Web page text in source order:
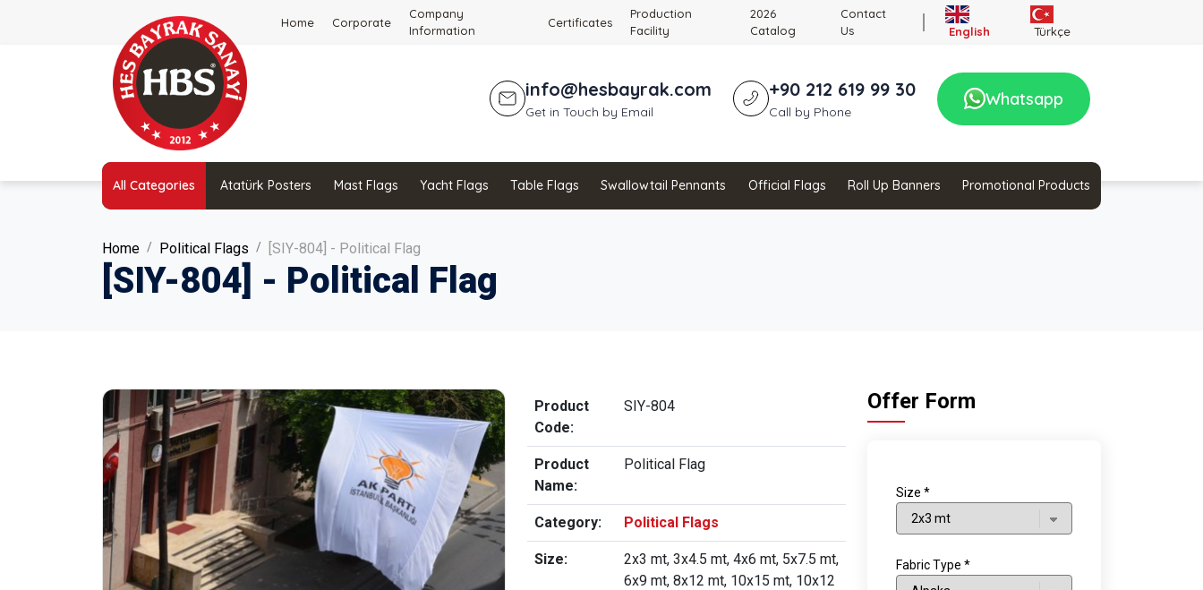
Home Corporate
Company
Information
Certificates
Production
Facility
2026
Catalog
Contact
Us
English Türkçe
info@hesbayrak.com
Get in Touch by Email
+90 212 619 99 30
Call by Phone
Whatsapp
All Categories Atatürk Posters Mast Flags Yacht Flags Table Flags Swallowtail Pennants Official Flags Roll Up Banners Promotional Products
Home Political Flags [SIY-804] - Political Flag
[SIY-804] - Political Flag
Product
Code:
SIY-804
Product
Name:
Political Flag
Category: Political Flags
Size:
2x3 mt, 3x4.5 mt, 4x6 mt, 5x7.5 mt,
6x9 mt, 8x12 mt, 10x15 mt, 10x12
Offer Form
Size *
Fabric Type *